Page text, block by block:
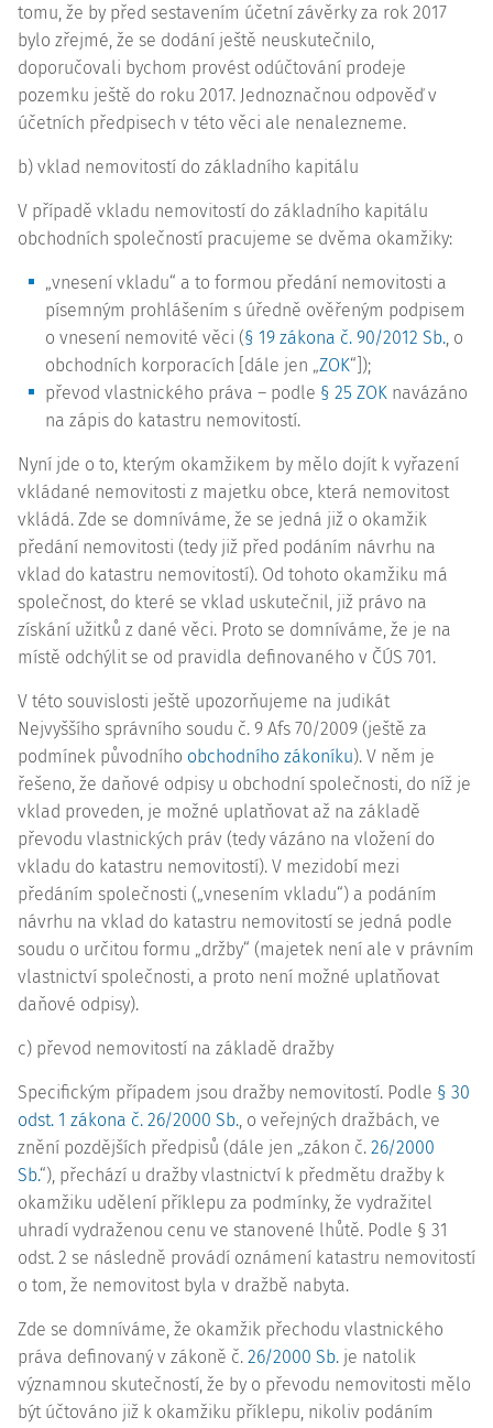
tomu, že by před sestavením účetní závěrky za rok 2017
bylo zřejmé, že se dodání ještě neuskutečnilo,
doporučovali bychom provést odúčtování prodeje
pozemku ještě do roku 2017. Jednoznačnou odpověď v
účetních předpisech v této věci ale nenalezneme.
b) vklad nemovitostí do základního kapitálu
V případě vkladu nemovitostí do základního kapitálu
obchodních společností pracujeme se dvěma okamžiky:
„vnesení vkladu“ a to formou předání nemovitosti a
písemným prohlášením s úředně ověřeným podpisem
o vnesení nemovité věci (§ 19 zákona č. 90/2012 Sb., o
obchodních korporacích [dále jen „ZOK“]);
převod vlastnického práva – podle § 25 ZOK navázáno
na zápis do katastru nemovitostí.
Nyní jde o to, kterým okamžikem by mělo dojít k vyřazení
vkládané nemovitosti z majetku obce, která nemovitost
vkládá. Zde se domníváme, že se jedná již o okamžik
předání nemovitosti (tedy již před podáním návrhu na
vklad do katastru nemovitostí). Od tohoto okamžiku má
společnost, do které se vklad uskutečnil, již právo na
získání užitků z dané věci. Proto se domníváme, že je na
místě odchýlit se od pravidla definovaného v ČÚS 701.
V této souvislosti ještě upozorňujeme na judikát
Nejvyššího správního soudu č. 9 Afs 70/2009 (ještě za
podmínek původního obchodního zákoníku). V něm je
řešeno, že daňové odpisy u obchodní společnosti, do níž je
vklad proveden, je možné uplatňovat až na základě
převodu vlastnických práv (tedy vázáno na vložení do
vkladu do katastru nemovitostí). V mezidobí mezi
předáním společnosti („vnesením vkladu“) a podáním
návrhu na vklad do katastru nemovitostí se jedná podle
soudu o určitou formu „držby“ (majetek není ale v právním
vlastnictví společnosti, a proto není možné uplatňovat
daňové odpisy).
c) převod nemovitostí na základě dražby
Specifickým případem jsou dražby nemovitostí. Podle § 30
odst. 1 zákona č. 26/2000 Sb., o veřejných dražbách, ve
znění pozdějších předpisů (dále jen „zákon č. 26/2000
Sb.“), přechází u dražby vlastnictví k předmětu dražby k
okamžiku udělení příklepu za podmínky, že vydražitel
uhradí vydraženou cenu ve stanovené lhůtě. Podle § 31
odst. 2 se následně provádí oznámení katastru nemovitostí
o tom, že nemovitost byla v dražbě nabyta.
Zde se domníváme, že okamžik přechodu vlastnického
práva definovaný v zákoně č. 26/2000 Sb. je natolik
významnou skutečností, že by o převodu nemovitosti mělo
být účtováno již k okamžiku příklepu, nikoliv podáním